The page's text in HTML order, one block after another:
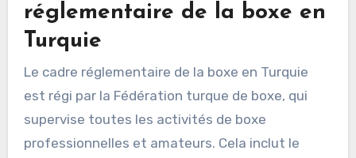
réglementaire de la boxe en
Turquie
Le cadre réglementaire de la boxe en Turquie
est régi par la Fédération turque de boxe, qui
supervise toutes les activités de boxe
professionnelles et amateurs. Cela inclut le